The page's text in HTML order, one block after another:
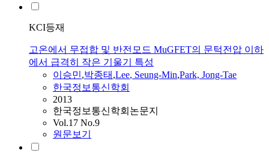
KCI등재
고온에서 무접합 및 반전모드 MuGFET의 문턱전압 이하
에서 급격히 작은 기울기 특성
이승민,박종태 ,Lee, Seung-Min,Park, Jong-Tae
한국정보통신학회
2013
한국정보통신학회논문지
Vol.17 No.9
원문보기